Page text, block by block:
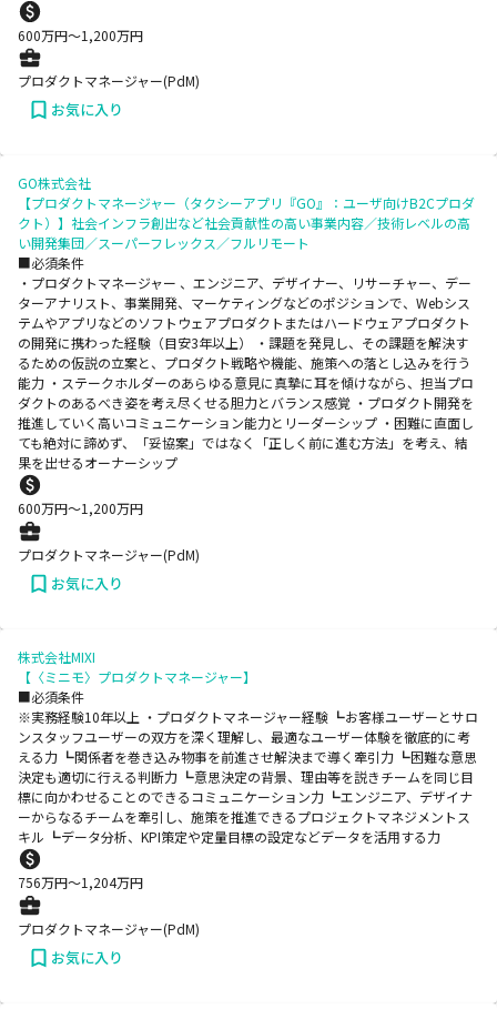
600万円〜1,200万円
プロダクトマネージャー(PdM)
お気に入り
GO株式会社
【プロダクトマネージャー（タクシーアプリ『GO』：ユーザ向けB2Cプロダ
クト）】社会インフラ創出など社会貢献性の高い事業内容／技術レベルの高
い開発集団／スーパーフレックス／フルリモート
■必須条件
・プロダクトマネージャー 、エンジニア、デザイナー、リサーチャー、デー
ターアナリスト、事業開発、マーケティングなどのポジションで、Webシス
テムやアプリなどのソフトウェアプロダクトまたはハードウェアプロダクト
の開発に携わった経験（目安3年以上） ・課題を発見し、その課題を解決す
るための仮説の立案と、プロダクト戦略や機能、施策への落とし込みを行う
能力 ・ステークホルダーのあらゆる意見に真摯に耳を傾けながら、担当プロ
ダクトのあるべき姿を考え尽くせる胆力とバランス感覚 ・プロダクト開発を
推進していく高いコミュニケーション能力とリーダーシップ ・困難に直面し
ても絶対に諦めず、「妥協案」ではなく「正しく前に進む方法」を考え、結
果を出せるオーナーシップ
600万円〜1,200万円
プロダクトマネージャー(PdM)
お気に入り
株式会社MIXI
【〈ミニモ〉プロダクトマネージャー】
■必須条件
※実務経験10年以上 ・プロダクトマネージャー経験 ┗お客様ユーザーとサロ
ンスタッフユーザーの双方を深く理解し、最適なユーザー体験を徹底的に考
える力 ┗関係者を巻き込み物事を前進させ解決まで導く牽引力 ┗困難な意思
決定も適切に行える判断力 ┗意思決定の背景、理由等を説きチームを同じ目
標に向かわせることのできるコミュニケーション力 ┗エンジニア、デザイナ
ーからなるチームを牽引し、施策を推進できるプロジェクトマネジメントス
キル ┗データ分析、KPI策定や定量目標の設定などデータを活用する力
756万円〜1,204万円
プロダクトマネージャー(PdM)
お気に入り